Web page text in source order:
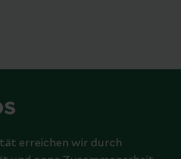
erreichen wir durch